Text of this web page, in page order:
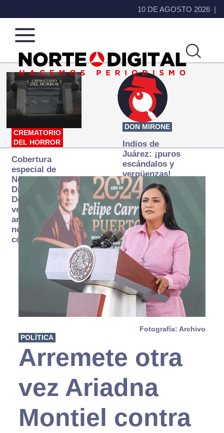
10 DE AGOSTO 2026
Norte
de
Ciudad
Más
que
noticias,
hacemos periodismo
CREMATORIO
DEL HORROR
Cobertura
especial de
Norte
Digital:
Donde la
verdad
arde… pero
no se
consume
DON MIRONE
Indios de
Juárez: ¡puros
escándalos y
vergüenzas!
Fotografía: Archivo
POLÍTICA
Arremete otra
vez Ariadna
Montiel contra